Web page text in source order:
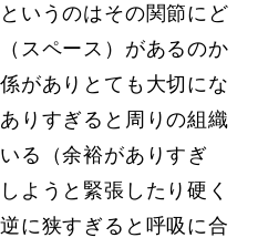
いうのはその関節にど
スペース）があるのか
がありとても大切にな
りすぎると周りの組織
る（余裕がありすぎ
ようと緊張したり硬く
に狭すぎると呼吸に合